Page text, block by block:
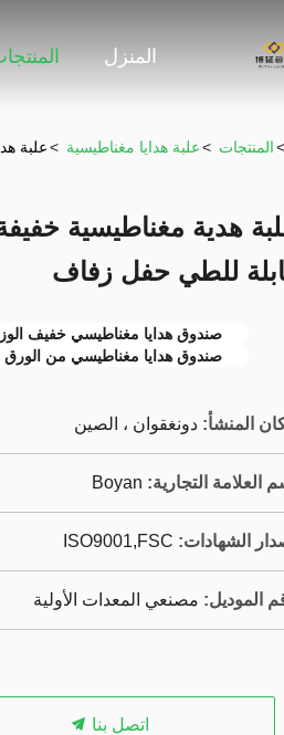
المنزل
>المنتجات >علبة هدايا مغناطيسية >علبة
هدية مغناطيسية
للطي حفل زفاف
صندوق هدايا مغناطيسي خفيف
صندوق هدايا مغناطيسي من الورق
المنشأ: دونغقوان ، الصين
العلامة التجارية: Boyan
الشهادات: ISO9001,‌FSC
الموديل: مصنعي المعدات الأولية
اتصل بنا